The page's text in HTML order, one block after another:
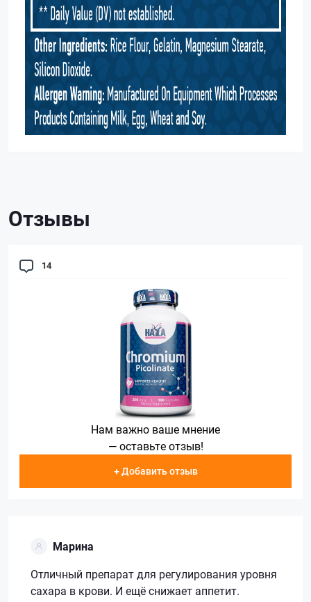
Отзывы
14
Нам важно ваше мнение
— оставьте отзыв!
+ Добавить отзыв
Марина
Отличный препарат для регулирования уровня
сахара в крови. И ещё снижает аппетит.